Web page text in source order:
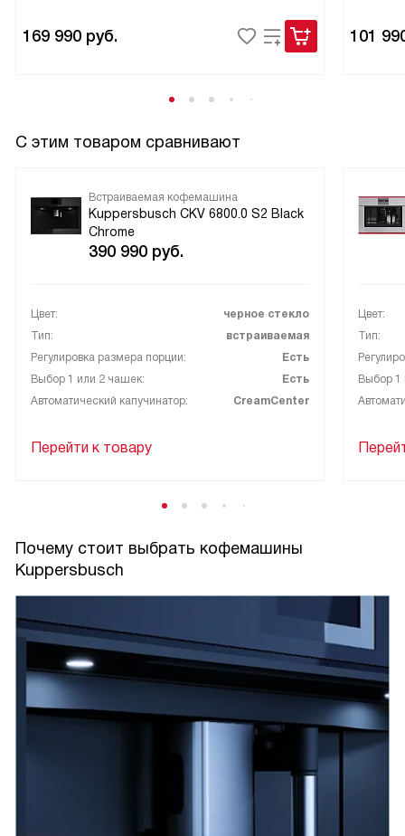
каждый день. Он стал частью ритуала, который
поднимает настроение! Рекомендую как тем, кто любит
169 990 руб. 101
С этим товаром сравнивают
Встраиваемая кофемашина
Kuppersbusch CKV 6800.0 S2 Black
Chrome
390 990 руб.
Цвет:
черное стекло
Тип:
встраиваемая
Регулировка размера порции:
Есть
Выбор 1 или 2 чашек:
Есть
Автоматический капучинатор:
CreamCenter
Перейти к товару
Цвет:
Тип:
Выбор 1
Почему стоит выбрать кофемашины
Kuppersbusch